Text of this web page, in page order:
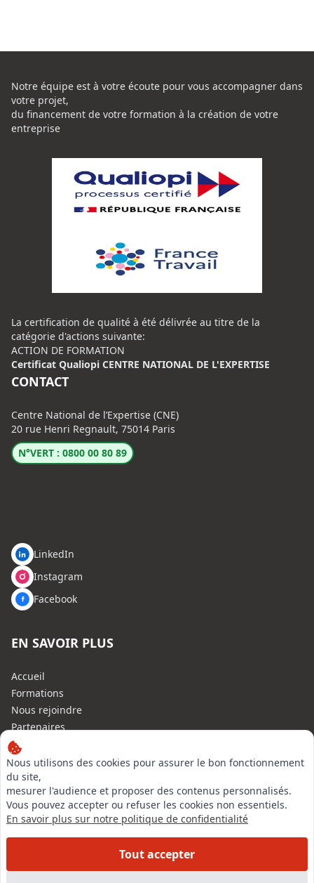
Nous utilisons des cookies pour assurer le bon fonctionnement
du site,
mesurer l'audience et proposer des contenus personnalisés.
Vous pouvez accepter ou refuser les cookies non essentiels.
En savoir plus sur notre politique de confidentialité
Tout accepter
Notre équipe est à votre écoute pour vous accompagner dans
votre projet,
du financement de votre formation à la création de votre
entreprise
La certification de qualité à été délivrée au titre de la
catégorie d'actions suivante:
ACTION DE FORMATION
Certificat Qualiopi CENTRE NATIONAL DE L'EXPERTISE
CONTACT
Centre National de l’Expertise (CNE)
20 rue Henri Regnault, 75014 Paris
N°VERT : 0800 00 80 89
LinkedIn
Instagram
Facebook
EN SAVOIR PLUS
Accueil
Formations
Nous rejoindre
Partenaires
Autres missions
Le C.N.E.
Membre IVSC
Logiciel
L’Expert
Tarifs
Experts Immobiliers par régions